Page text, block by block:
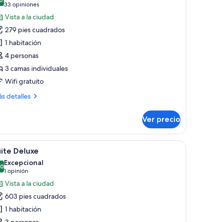
de 10
33 opiniones
(33
opiniones)
Vista a la ciudad
279 pies cuadrados
1 habitación
4 personas
3 camas individuales
Wifi gratuito
detalles
Ver precio
blackout y insonorización Un baño moderno con una bañera grande,
7 Deluxe
de 10
Excepcional
1 opinión
(1
opinión)
Vista a la ciudad
603 pies cuadrados
1 habitación